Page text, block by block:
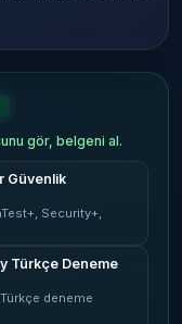
gör, belgeni al.
Güvenlik
Security+,
Türkçe Deneme
deneme